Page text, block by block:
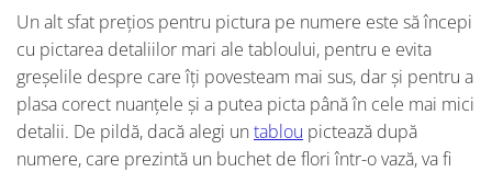
Un alt sfat prețios pentru pictura pe numere este să începi
cu pictarea detaliilor mari ale tabloului, pentru e evita
greșelile despre care îți povesteam mai sus, dar și pentru a
plasa corect nuanțele și a putea picta până în cele mai mici
detalii. De pildă, dacă alegi un tablou pictează după
numere, care prezintă un buchet de flori într-o vază, va fi